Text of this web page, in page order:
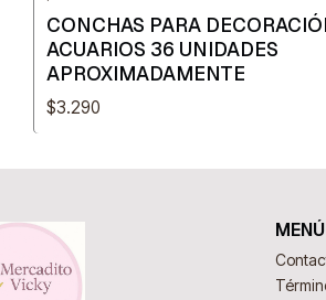
CONCHAS PARA
ACUARIOS 36 UNIDADES
APROXIMADAMENTE
$3.290
MENÚ